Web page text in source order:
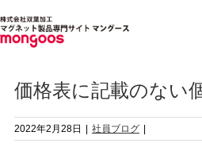
to
content
価格表に記載のない
2022年2月28日 社員ブログ